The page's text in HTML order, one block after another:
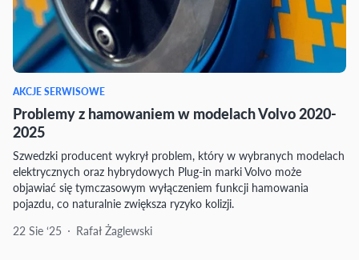
AKCJE SERWISOWE
Problemy z hamowaniem w modelach Volvo 2020-
2025
Szwedzki producent wykrył problem, który w wybranych modelach
elektrycznych oraz hybrydowych Plug-in marki Volvo może
objawiać się tymczasowym wyłączeniem funkcji hamowania
pojazdu, co naturalnie zwiększa ryzyko kolizji.
22 Sie ‘25
Rafał Żaglewski